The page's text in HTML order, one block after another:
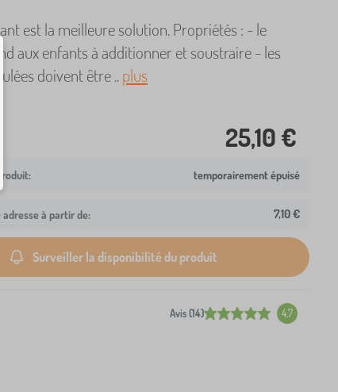
est la meilleure solution. Propriétés : - le
aux enfants à additionner et soustraire - les
doivent être ..plus
25,10 €
temporairement épuisé
à partir de: 7,10 €
Surveiller la disponibilité du produit
Avis (14) 4.7